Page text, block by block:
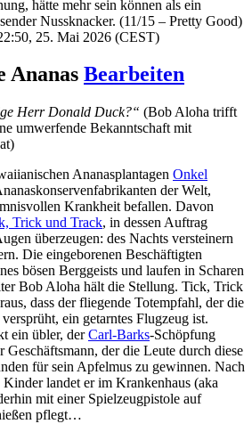
hätte mehr sein können als ein
Nussknacker. (11/15 – Pretty Good)
25. Mai 2026 (CEST)
Ananas Bearbeiten
Herr Donald Duck?“ (Bob Aloha trifft
umwerfende Bekanntschaft mit
Ananasplantagen Onkel
der Welt,
Krankheit befallen. Davon
Trick und Track, in dessen Auftrag
überzeugen: des Nachts versteinern
Die eingeborenen Beschäftigten
bösen Berggeists und laufen in Scharen
Bob Aloha hält die Stellung. Tick, Trick
dass der fliegende Totempfahl, der die
ein getarntes Flugzeug ist.
ein übler, derCarl-Barks-Schöpfung
Geschäftsmann, der die Leute durch diese
für sein Apfelmus zu gewinnen. Nach
landet er im Krankenhaus (aka
mit einer Spielzeugpistole auf
pflegt…